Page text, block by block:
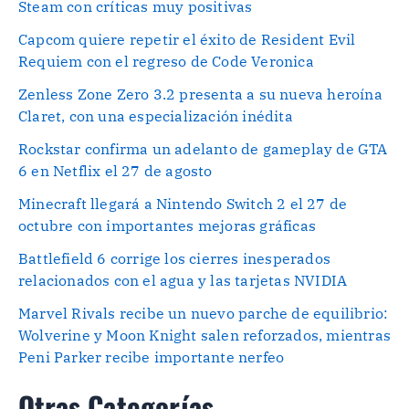
Steam con críticas muy positivas
Capcom quiere repetir el éxito de Resident Evil
Requiem con el regreso de Code Veronica
Zenless Zone Zero 3.2 presenta a su nueva heroína
Claret, con una especialización inédita
Rockstar confirma un adelanto de gameplay de GTA
6 en Netflix el 27 de agosto
Minecraft llegará a Nintendo Switch 2 el 27 de
octubre con importantes mejoras gráficas
Battlefield 6 corrige los cierres inesperados
relacionados con el agua y las tarjetas NVIDIA
Marvel Rivals recibe un nuevo parche de equilibrio:
Wolverine y Moon Knight salen reforzados, mientras
Peni Parker recibe importante nerfeo